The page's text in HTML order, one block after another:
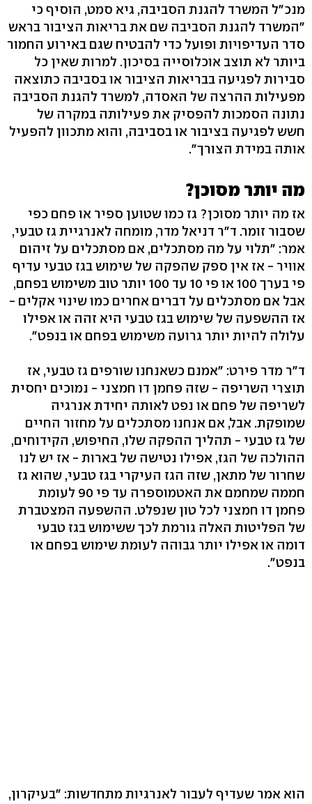
מנכ"ל המשרד להגנת הסביבה, גיא סמט, הוסיף כי
"המשרד להגנת הסביבה שם את בריאות הציבור בראש
סדר העדיפויות ופועל כדי להבטיח שגם באירוע החמור
ביותר לא תוצב אוכלוסייה בסיכון. למרות שאין כל
סבירות לפגיעה בבריאות הציבור או בסביבה כתוצאה
מפעילות ההרצה של האסדה, למשרד להגנת הסביבה
נתונה הסמכות להפסיק את פעילותה במקרה של
חשש לפגיעה בציבור או בסביבה, והוא מתכוון להפעיל
אותה במידת הצורך".
מה יותר מסוכן?
אז מה יותר מסוכן? גז כמו שטוען ספיר או פחם כפי
שסבור זומר. ד"ר דניאל מדר, מומחה לאנרגיית גז טבעי,
אמר: "תלוי על מה מסתכלים, אם מסתכלים על זיהום
אוויר - אז אין ספק שהפקה של שימוש בגז טבעי עדיף
פי בערך 100 או פי 10 עד 100 יותר טוב משימוש בפחם,
אבל אם מסתכלים על דברים אחרים כמו שינוי אקלים -
אז ההשפעה של שימוש בגז טבעי היא זהה או אפילו
עלולה להיות יותר גרועה משימוש בפחם או בנפט".
ד"ר מדר פירט: "אמנם כשאנחנו שורפים גז טבעי, אז
תוצרי השריפה - שזה פחמן דו חמצני - נמוכים יחסית
לשריפה של פחם או נפט לאותה יחידת אנרגיה
שמופקת. אבל, אם אנחנו מסתכלים על מחזור החיים
של גז טבעי - תהליך ההפקה שלו, החיפוש, הקידוחים,
ההולכה של הגז, אפילו נטישה של בארות - אז יש לנו
שחרור של מתאן, שזה הגז העיקרי בגז טבעי, שהוא גז
חממה שמחמם את האטמוספרה עד פי 90 לעומת
פחמן דו חמצני לכל טון שנפלט. ההשפעה המצטברת
של הפליטות האלה גורמת לכך ששימוש בגז טבעי
דומה או אפילו יותר גבוהה לעומת שימוש בפחם או
בנפט".
הוא אמר שעדיף לעבור לאנרגיות מתחדשות: "בעיקרון,